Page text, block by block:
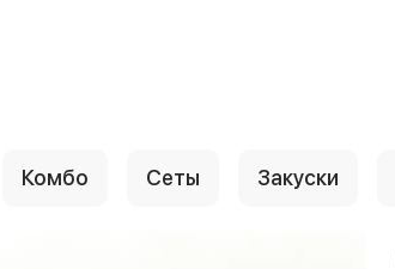
Комбо Сеты Закуски